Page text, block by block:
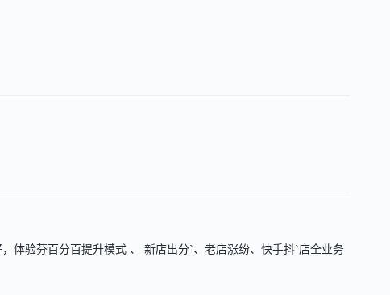
体验芬百分百提升模式 、 新店出分`、老店涨纷、快手抖`店全业务